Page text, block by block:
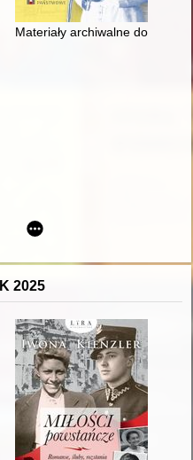
obecnych
Materiały archiwalne
wystawianych na deskach
2025